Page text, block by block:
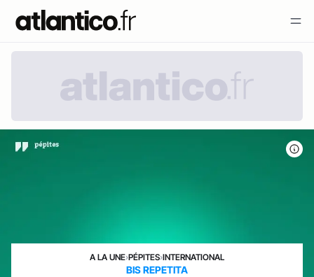
A LA UNE›PÉPITES›INTERNATIONAL
BIS REPETITA